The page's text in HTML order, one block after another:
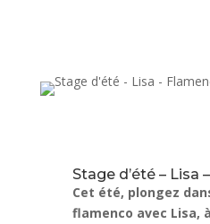
Stage d’été – Lisa
Cet été, plongez
flamenco avec Lisa,